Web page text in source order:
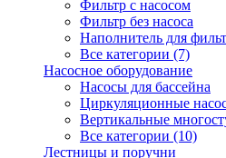
Фильтр с насосом
Фильтр без насоса
Наполнитель для
Все категории (7)
Насосное оборудование
Насосы для бассейна
Циркуляционные
Вертикальные
Все категории (10)
Лестницы и поручни